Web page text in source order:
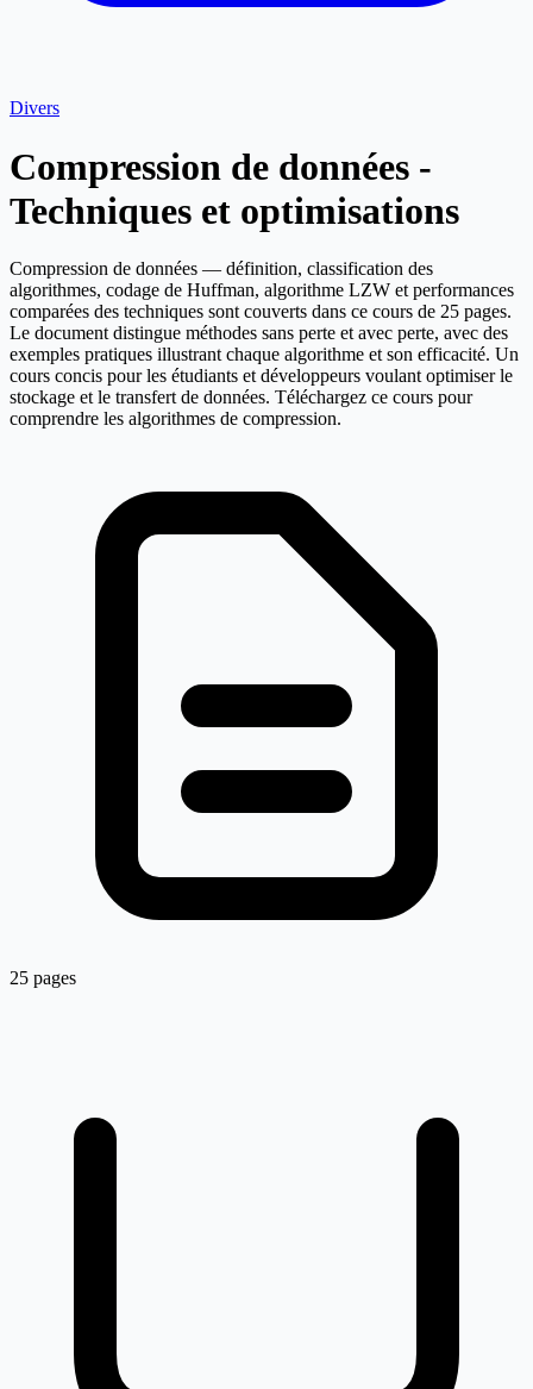
Divers
Compression de données -
Techniques et optimisations
Compression de données — définition, classification des
algorithmes, codage de Huffman, algorithme LZW et performances
comparées des techniques sont couverts dans ce cours de 25 pages.
Le document distingue méthodes sans perte et avec perte, avec des
exemples pratiques illustrant chaque algorithme et son efficacité. Un
cours concis pour les étudiants et développeurs voulant optimiser le
stockage et le transfert de données. Téléchargez ce cours pour
comprendre les algorithmes de compression.
25 pages